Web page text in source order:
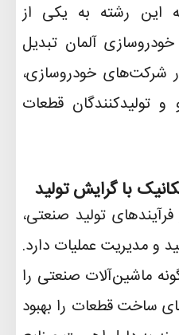
این رشته به یکی از
آلمان تبدیل
خودروسازی،
تولیدکنندگان قطعات
با گرایش تولید
تولید صنعتی،
و مدیریت عملیات دارد.
ماشین‌آلات صنعتی را
ساخت قطعات را بهبود